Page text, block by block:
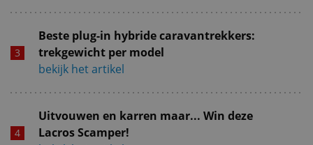
Beste plug-in hybride caravantrekkers:
trekgewicht per model
bekijk het artikel
Uitvouwen en karren maar... Win deze
Lacros Scamper!